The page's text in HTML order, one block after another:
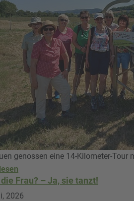
genossen eine 14-Kilometer-Tour
Frau? – Ja, sie tanzt!
2026